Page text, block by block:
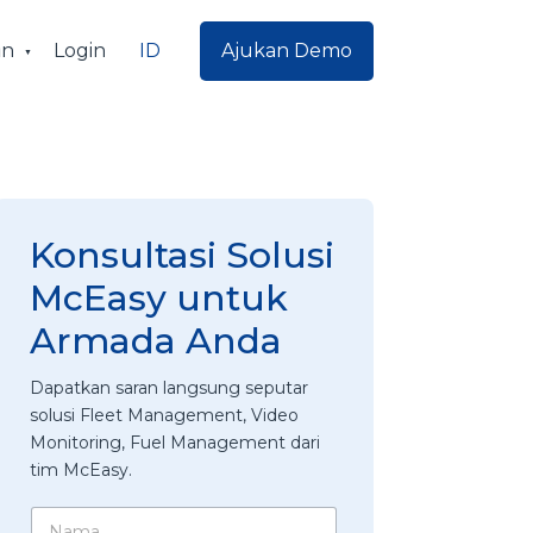
Login ID Ajukan Demo
Konsultasi Solusi
McEasy untuk
Armada Anda
Dapatkan saran langsung seputar
solusi Fleet Management, Video
Monitoring, Fuel Management dari
tim McEasy.
N